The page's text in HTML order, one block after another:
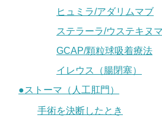
ヒュミラ/アダリムマブ
ステラーラ/ウステキヌ
GCAP/顆粒球吸着療法
イレウス（腸閉塞）
●ストーマ（人工肛門）
手術を決断したとき